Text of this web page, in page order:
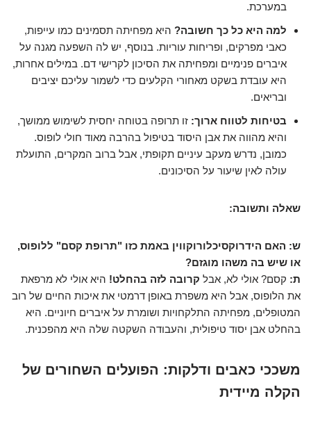
במערכת.
למה היא כל כך חשובה? היא מפחיתה תסמינים כמו עייפות,
כאבי מפרקים, ופריחות עוריות. בנוסף, יש לה השפעה מגנה על
איברים פנימיים ומפחיתה את הסיכון לקרישי דם. במילים אחרות,
היא עובדת בשקט מאחורי הקלעים כדי לשמור עליכם יציבים
ובריאים.
בטיחות לטווח ארוך: זו תרופה בטוחה יחסית לשימוש ממושך,
והיא מהווה את אבן היסוד בטיפול בהרבה מאוד חולי לופוס.
כמובן, נדרש מעקב עיניים תקופתי, אבל ברוב המקרים, התועלת
עולה לאין שיעור על הסיכונים.
שאלה ותשובה:
ש: האם הידרוקסיכלורוקווין באמת כזו "תרופת קסם" ללופוס,
או שיש בה משהו מוגזם?
ת: קסם? אולי לא, אבל קרובה לזה בהחלט! היא אולי לא מרפאת
את הלופוס, אבל היא משפרת באופן דרמטי את איכות החיים של רוב
המטופלים, מפחיתה התלקחויות ושומרת על איברים חיוניים. היא
בהחלט אבן יסוד טיפולית, והעבודה השקטה שלה היא מהפכנית.
משככי כאבים ודלקות: הפועלים השחורים של
הקלה מיידית